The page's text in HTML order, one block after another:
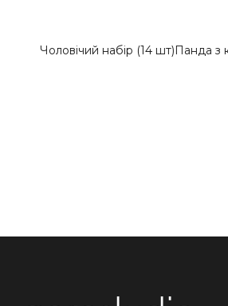
Чоловічий набір (14 шт)Панда з